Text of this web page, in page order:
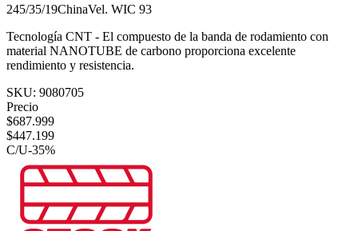
245/35/19ChinaVel. WIC 93
Tecnología CNT - El compuesto de la banda de rodamiento con
material NANOTUBE de carbono proporciona excelente
rendimiento y resistencia.
SKU: 9080705
Precio
$687.999
$447.199
C/U-35%